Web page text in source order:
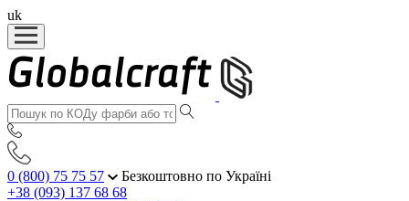
uk
0 (800) 75 75 57
Безкоштовно по Україні
+38 (093) 137 68 68